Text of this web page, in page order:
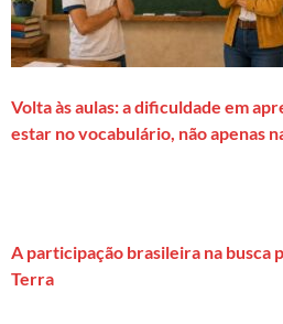
Volta às aulas: a dificuldade em
estar no vocabulário, não apenas
A participação brasileira na busca
Terra